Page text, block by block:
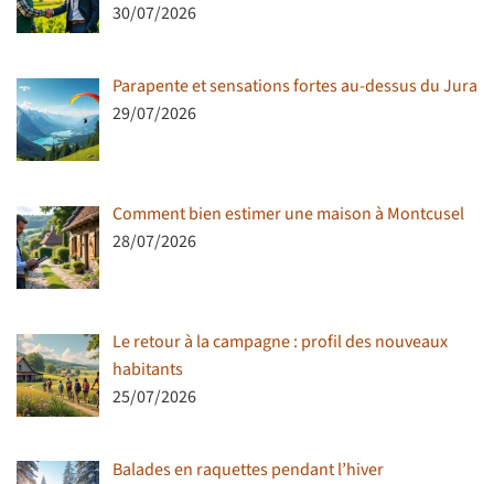
30/07/2026
Parapente et sensations fortes au-dessus du Jura
29/07/2026
Comment bien estimer une maison à Montcusel
28/07/2026
Le retour à la campagne : profil des nouveaux
habitants
25/07/2026
Balades en raquettes pendant l’hiver